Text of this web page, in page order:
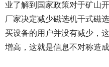
业了解到国家政策对于矿山
厂家决定减少磁选机干式磁
买设备的用户并没有减少，
增高，这就是信息不对称造成